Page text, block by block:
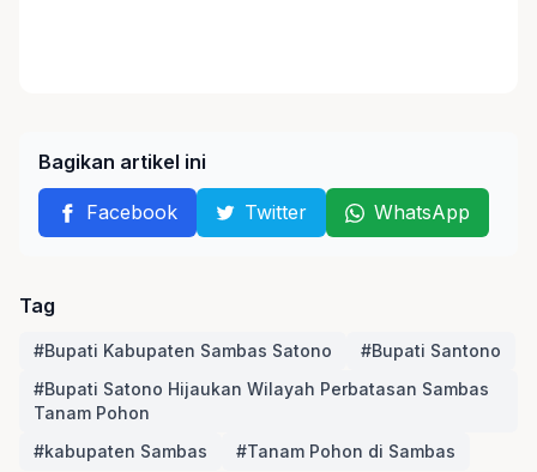
Bagikan artikel ini
Facebook Twitter WhatsApp
Tag
#Bupati Kabupaten Sambas Satono
#Bupati Santono
#Bupati Satono Hijaukan Wilayah Perbatasan Sambas
Tanam Pohon
#kabupaten Sambas
#Tanam Pohon di Sambas